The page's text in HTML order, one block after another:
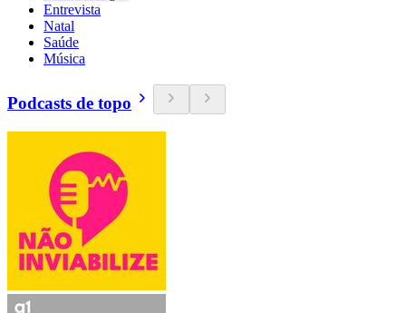
Entrevista
Natal
Saúde
Música
Podcasts de topo